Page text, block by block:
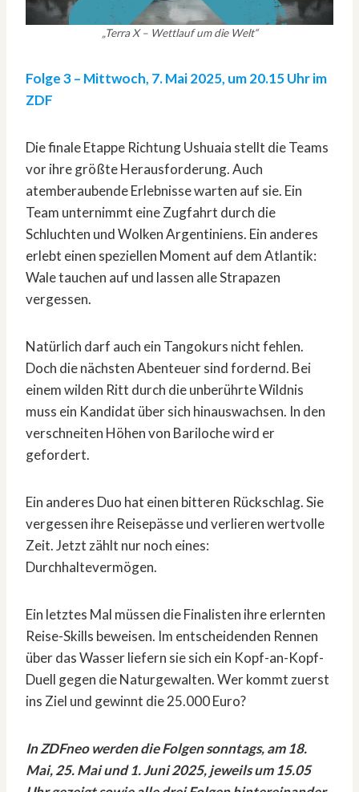
„Terra X – Wettlauf um die Welt“
Folge 3 – Mittwoch, 7. Mai 2025, um 20.15 Uhr im
ZDF
Die finale Etappe Richtung Ushuaia stellt die Teams
vor ihre größte Herausforderung. Auch
atemberaubende Erlebnisse warten auf sie. Ein
Team unternimmt eine Zugfahrt durch die
Schluchten und Wolken Argentiniens. Ein anderes
erlebt einen speziellen Moment auf dem Atlantik:
Wale tauchen auf und lassen alle Strapazen
vergessen.
Natürlich darf auch ein Tangokurs nicht fehlen.
Doch die nächsten Abenteuer sind fordernd. Bei
einem wilden Ritt durch die unberührte Wildnis
muss ein Kandidat über sich hinauswachsen. In den
verschneiten Höhen von Bariloche wird er
gefordert.
Ein anderes Duo hat einen bitteren Rückschlag. Sie
vergessen ihre Reisepässe und verlieren wertvolle
Zeit. Jetzt zählt nur noch eines:
Durchhaltevermögen.
Ein letztes Mal müssen die Finalisten ihre erlernten
Reise-Skills beweisen. Im entscheidenden Rennen
über das Wasser liefern sie sich ein Kopf-an-Kopf-
Duell gegen die Naturgewalten. Wer kommt zuerst
ins Ziel und gewinnt die 25.000 Euro?
In ZDFneo werden die Folgen sonntags, am 18.
Mai, 25. Mai und 1. Juni 2025, jeweils um 15.05